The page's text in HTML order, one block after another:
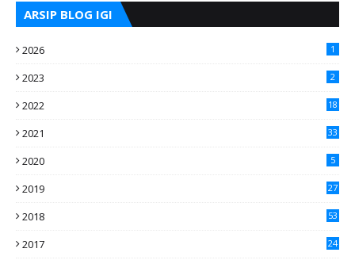
ARSIP BLOG IGI
2026 1
2023 2
2022 18
2021 33
2020 5
2019 27
2018 53
2017 24